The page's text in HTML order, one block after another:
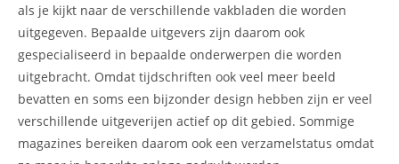
als je kijkt naar de verschillende vakbladen die worden
uitgegeven. Bepaalde uitgevers zijn daarom ook
gespecialiseerd in bepaalde onderwerpen die worden
uitgebracht. Omdat tijdschriften ook veel meer beeld
bevatten en soms een bijzonder design hebben zijn er veel
verschillende uitgeverijen actief op dit gebied. Sommige
magazines bereiken daarom ook een verzamelstatus omdat